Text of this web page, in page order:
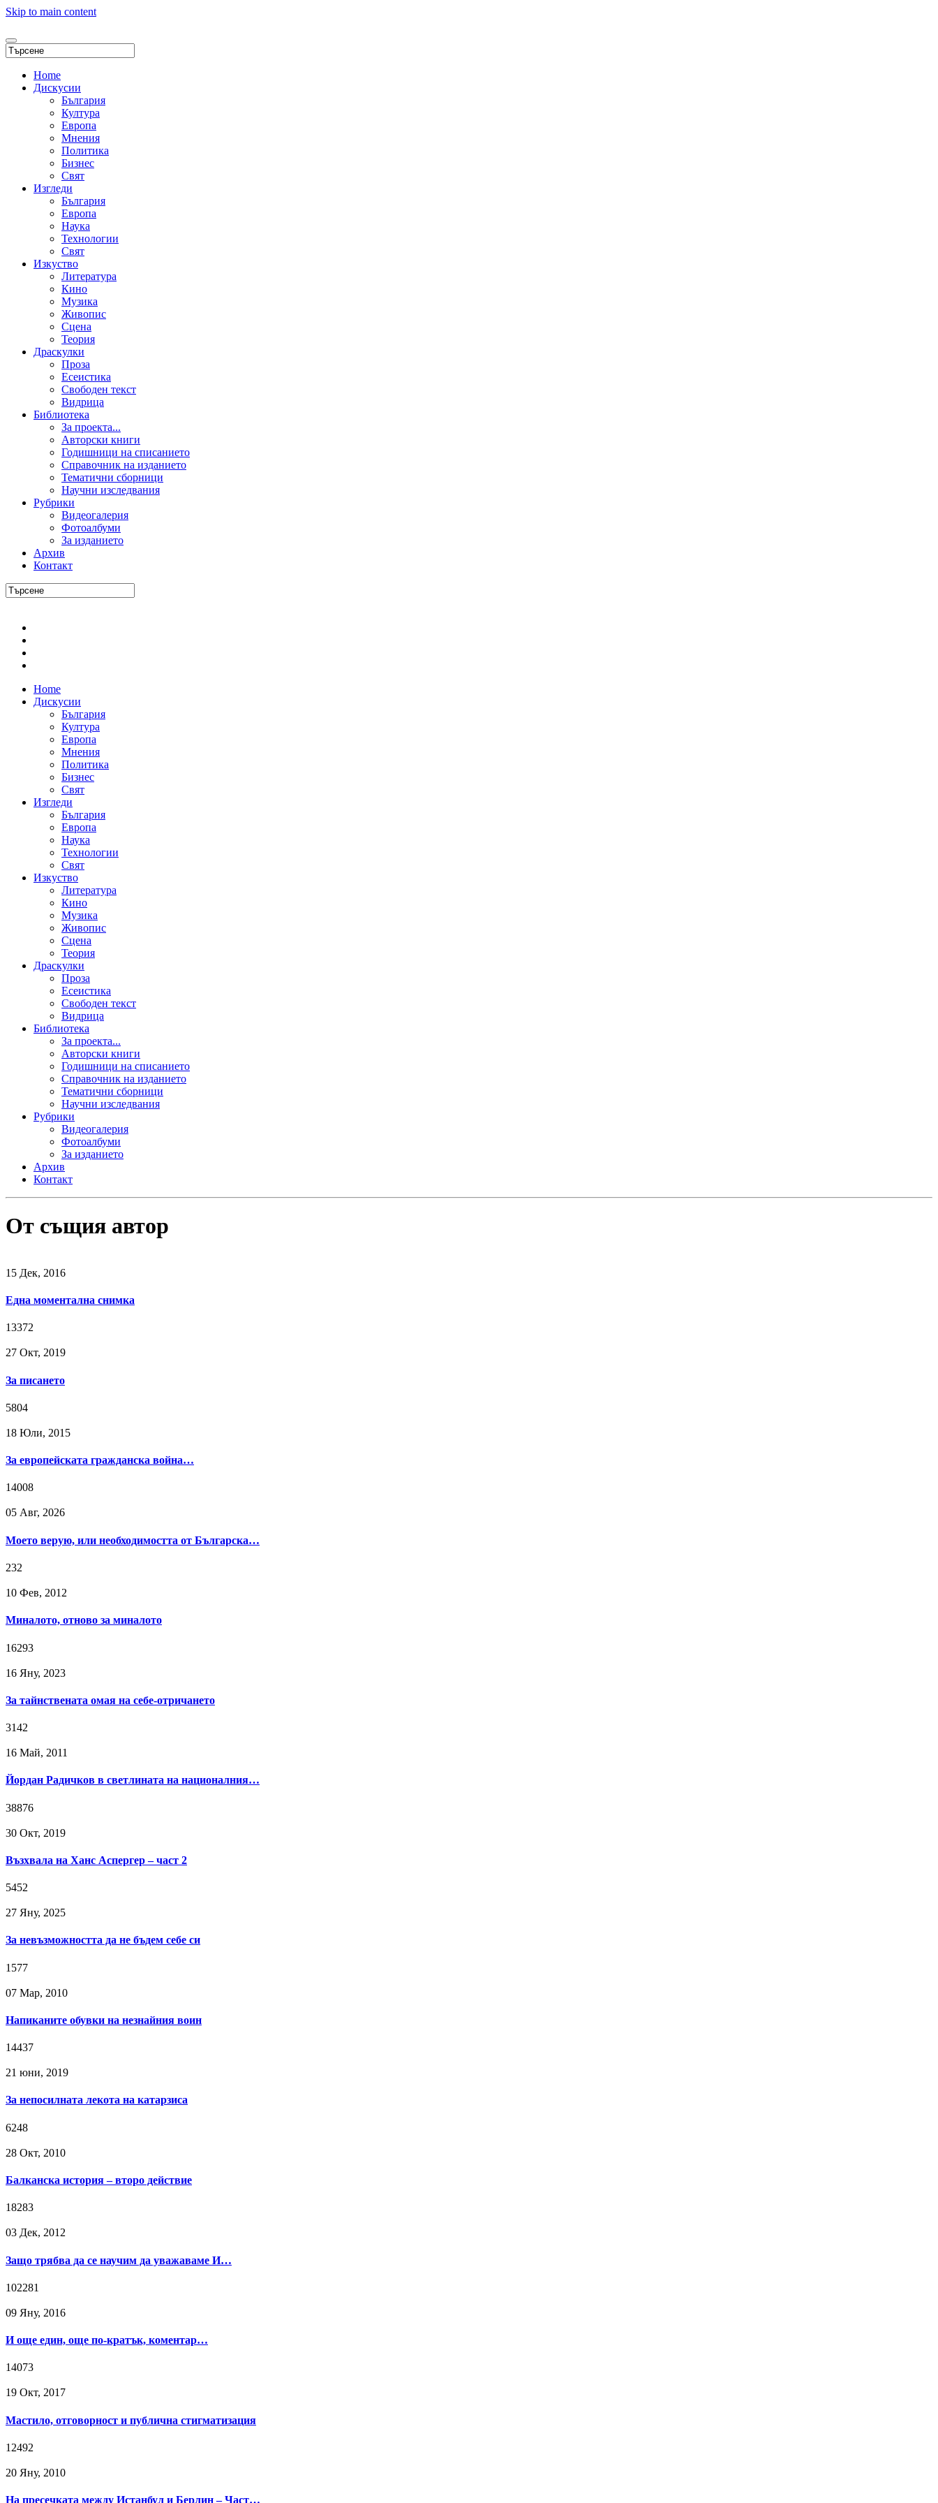
Skip to main content
Home
Дискусии
България
Култура
Европа
Мнения
Политика
Бизнес
Свят
Изгледи
България
Европа
Наука
Технологии
Свят
Изкуство
Литература
Кино
Музика
Живопис
Сцена
Теория
Драскулки
Проза
Есеистика
Свободен текст
Видрица
Библиотека
За проекта...
Авторски книги
Годишници на списанието
Справочник на изданието
Тематични сборници
Научни изследвания
Рубрики
Видеогалерия
Фотоалбуми
За изданието
Архив
Контакт
Home
Дискусии
България
Култура
Европа
Мнения
Политика
Бизнес
Свят
Изгледи
България
Европа
Наука
Технологии
Свят
Изкуство
Литература
Кино
Музика
Живопис
Сцена
Теория
Драскулки
Проза
Есеистика
Свободен текст
Видрица
Библиотека
За проекта...
Авторски книги
Годишници на списанието
Справочник на изданието
Тематични сборници
Научни изследвания
Рубрики
Видеогалерия
Фотоалбуми
За изданието
Архив
Контакт
От същия автор
15 Дек, 2016
Една моментална снимка
13372
27 Окт, 2019
За писането
5804
18 Юли, 2015
За европейската гражданска война…
14008
05 Авг, 2026
Моето верую, или необходимостта от Българска…
232
10 Фев, 2012
Миналото, отново за миналото
16293
16 Яну, 2023
За тайнствената омая на себе-отричането
3142
16 Май, 2011
Йордан Радичков в светлината на националния…
38876
30 Окт, 2019
Възхвала на Ханс Аспергер – част 2
5452
27 Яну, 2025
За невъзможността да не бъдем себе си
1577
07 Мар, 2010
Напиканите обувки на незнайния воин
14437
21 юни, 2019
За непосилната лекота на катарзиса
6248
28 Окт, 2010
Балканска история – второ действие
18283
03 Дек, 2012
Защо трябва да се научим да уважаваме И…
102281
09 Яну, 2016
И още един, още по-кратък, коментар…
14073
19 Окт, 2017
Мастило, отговорност и публична стигматизация
12492
20 Яну, 2010
На пресечката между Истанбул и Берлин – Част…